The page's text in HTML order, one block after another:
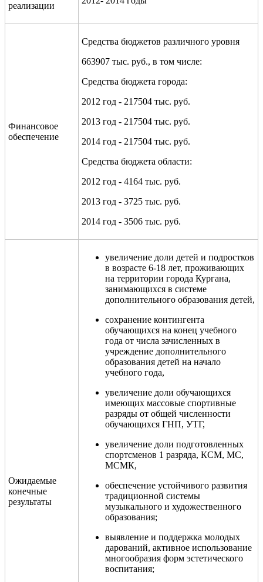
реализации
Финансовое
обеспечение
Средства бюджетов различного уровня
663907 тыс. руб., в том числе:
Средства бюджета города:
2012 год - 217504 тыс. руб.
2013 год - 217504 тыс. руб.
2014 год - 217504 тыс. руб.
Средства бюджета области:
2012 год - 4164 тыс. руб.
2013 год - 3725 тыс. руб.
2014 год - 3506 тыс. руб.
Ожидаемые
конечные
результаты
увеличение доли детей и подростков
в возрасте 6-18 лет, проживающих
на территории города Кургана,
занимающихся в системе
дополнительного образования детей,
сохранение контингента
обучающихся на конец учебного
года от числа зачисленных в
учреждение дополнительного
образования детей на начало
учебного года,
увеличение доли обучающихся
имеющих массовые спортивные
разряды от общей численности
обучающихся ГНП, УТГ,
увеличение доли подготовленных
спортсменов 1 разряда, КСМ, МС,
МСМК,
обеспечение устойчивого развития
традиционной системы
музыкального и художественного
образования;
выявление и поддержка молодых
дарований, активное использование
многообразия форм эстетического
воспитания;